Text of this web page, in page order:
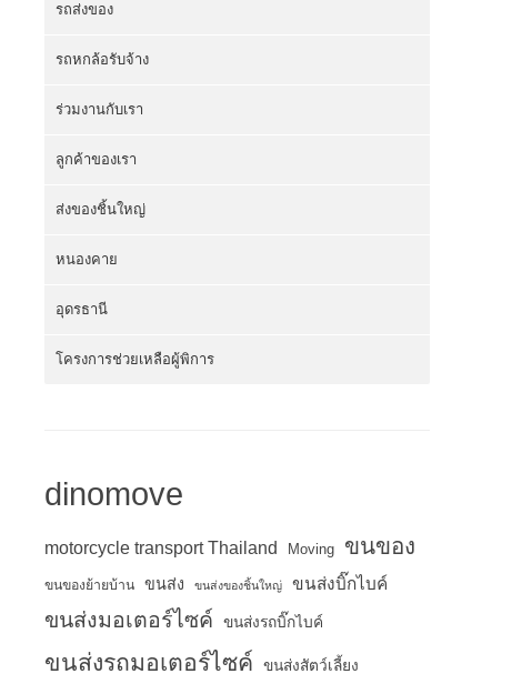
รถส่งของ
รถหกล้อรับจ้าง
ร่วมงานกับเรา
ลูกค้าของเรา
ส่งของชิ้นใหญ่
หนองคาย
อุดรธานี
โครงการช่วยเหลือผู้พิการ
dinomove
motorcycle transport Thailand Moving ขนของ
ขนของย้ายบ้าน ขนส่ง ขนส่งของชิ้นใหญ่ ขนส่งบิ๊กไบค์
ขนส่งมอเตอร์ไซค์ ขนส่งรถบิ๊กไบค์
ขนส่งรถมอเตอร์ไซค์ ขนส่งสัตว์เลี้ยง